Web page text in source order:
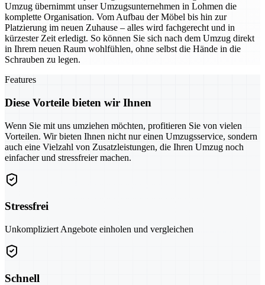
Umzug übernimmt unser Umzugsunternehmen in Lohmen die
komplette Organisation. Vom Aufbau der Möbel bis hin zur
Platzierung im neuen Zuhause – alles wird fachgerecht und in
kürzester Zeit erledigt. So können Sie sich nach dem Umzug direkt
in Ihrem neuen Raum wohlfühlen, ohne selbst die Hände in die
Schrauben zu legen.
Features
Diese Vorteile bieten wir Ihnen
Wenn Sie mit uns umziehen möchten, profitieren Sie von vielen
Vorteilen. Wir bieten Ihnen nicht nur einen Umzugsservice, sondern
auch eine Vielzahl von Zusatzleistungen, die Ihren Umzug noch
einfacher und stressfreier machen.
Stressfrei
Unkompliziert Angebote einholen und vergleichen
Schnell